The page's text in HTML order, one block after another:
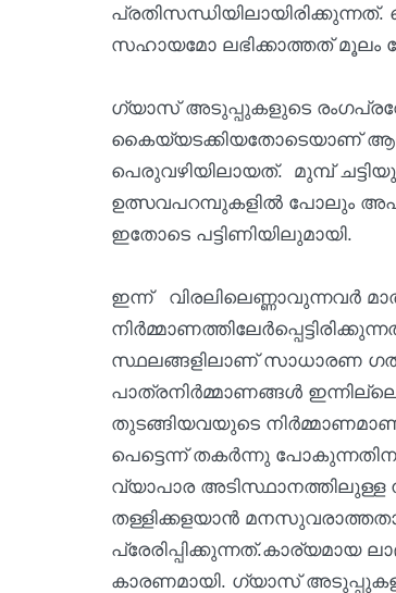
സഹായമോ ലഭിക്കാത്തത് മൂലം
ഗ്യാസ് അടുപ്പുകളുടെ
കൈയ്യടക്കിയതോടെയാണ്
പെരുവഴിയിലായത്. മുമ്പ്
ഉത്സവപറമ്പുകളിൽ പോലും
ഇതോടെ പട്ടിണിയിലുമായി.
ഇന്ന് വിരലിലെണ്ണാവുന്നവർ
നിർമ്മാണത്തിലേർപ്പെട്ടിരിക്കു
സ്ഥലങ്ങളിലാണ് സാധാരണ
പാത്രനിർമ്മാണങ്ങൾ
തുടങ്ങിയവയുടെ
പെട്ടെന്ന് തകർന്നു
വ്യാപാര അടിസ്ഥാനത്തിലുള്ള
തള്ളിക്കളയാൻ
പ്രേരിപ്പിക്കുന്നത്.കാര്യമായ
കാരണമായി. ഗ്യാസ്